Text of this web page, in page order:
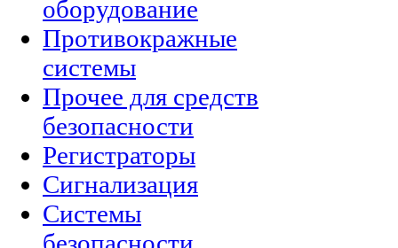
оборудование
Противокражные
системы
Прочее для средств
безопасности
Регистраторы
Сигнализация
Системы